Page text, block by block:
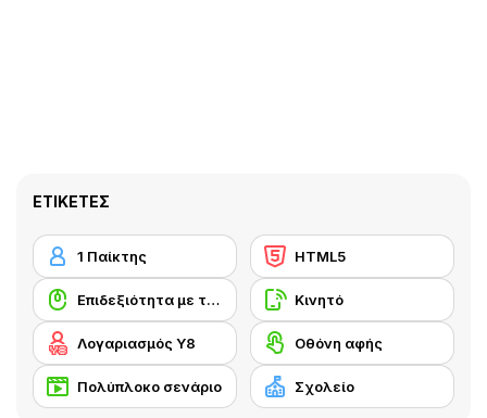
ΕΤΙΚΈΤΕΣ
1 Παίκτης HTML5
Επιδεξιότητα με το ποντίκι Κινητό
Λογαριασμός Y8 Οθόνη αφής
Πολύπλοκο σενάριο Σχολείο